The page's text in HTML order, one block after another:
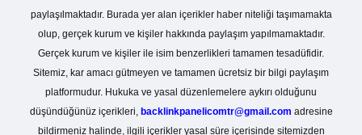
paylaşılmaktadır. Burada yer alan içerikler haber niteliği taşımamakta
olup, gerçek kurum ve kişiler hakkında paylaşım yapılmamaktadır.
Gerçek kurum ve kişiler ile isim benzerlikleri tamamen tesadüfidir.
Sitemiz, kar amacı gütmeyen ve tamamen ücretsiz bir bilgi paylaşım
platformudur. Hukuka ve yasal düzenlemelere aykırı olduğunu
düşündüğünüz içerikleri, backlinkpanelicomtr@gmail.com adresine
bildirmeniz halinde, ilgili içerikler yasal süre içerisinde sitemizden